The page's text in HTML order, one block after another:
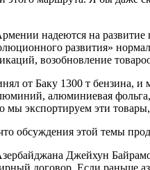
надеются на
развития»
возобновление
от Баку 1300 т бензина,
алюминиевая
мы экспортируем эти
обсуждения этой темы
Джейхун